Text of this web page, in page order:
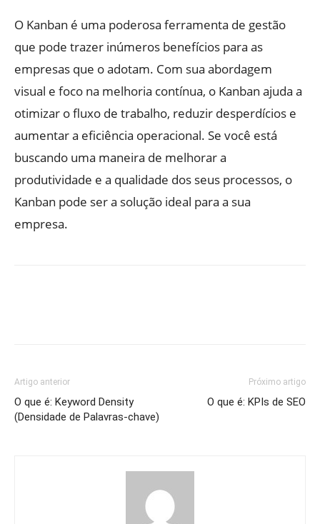
O Kanban é uma poderosa ferramenta de gestão
que pode trazer inúmeros benefícios para as
empresas que o adotam. Com sua abordagem
visual e foco na melhoria contínua, o Kanban ajuda a
otimizar o fluxo de trabalho, reduzir desperdícios e
aumentar a eficiência operacional. Se você está
buscando uma maneira de melhorar a
produtividade e a qualidade dos seus processos, o
Kanban pode ser a solução ideal para a sua
empresa.
Artigo anterior
O que é: Keyword Density
(Densidade de Palavras-chave)
Próximo artigo
O que é: KPIs de SEO